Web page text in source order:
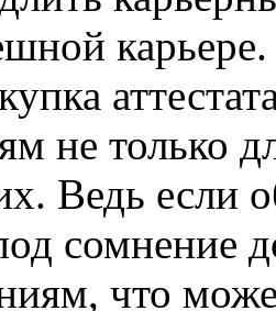
не только
Ведь если
сомнение
что